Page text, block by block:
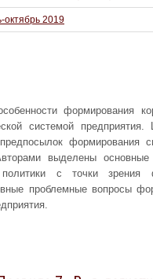
октябрь 2019
формирования
системой
формирования
выделены
политики с точки зрения
проблемные вопросы